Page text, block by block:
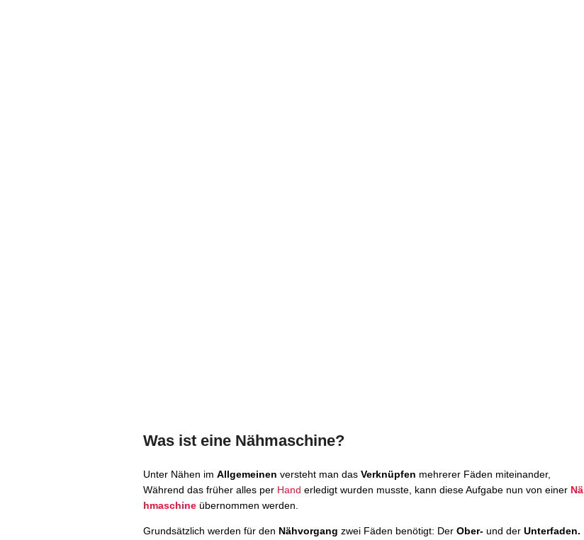
Was ist eine Nähmaschine?
Unter Nähen im Allgemeinen versteht man das Verknüpfen mehrerer Fäden miteinander,
Während das früher alles per Hand erledigt wurden musste, kann diese Aufgabe nun von einer Nä
hmaschine übernommen werden.
Grundsätzlich werden für den Nähvorgang zwei Fäden benötigt: Der Ober- und der Unterfaden.